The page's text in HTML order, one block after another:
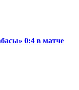
0:4 в матче